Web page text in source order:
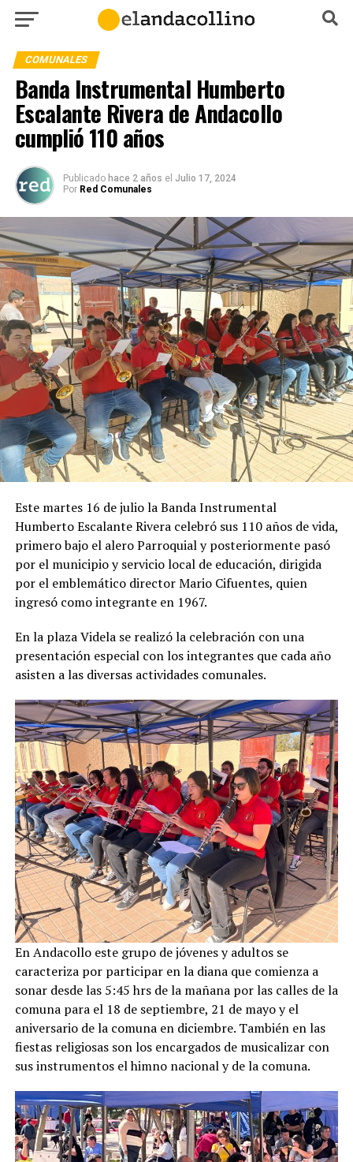
COMUNALES
Banda Instrumental Humberto
Escalante Rivera de Andacollo
cumplió 110 años
Publicado hace 2 años el Julio 17, 2024
Por Red Comunales
Este martes 16 de julio la Banda Instrumental
Humberto Escalante Rivera celebró sus 110 años de vida,
primero bajo el alero Parroquial y posteriormente pasó
por el municipio y servicio local de educación, dirigida
por el emblemático director Mario Cifuentes, quien
ingresó como integrante en 1967.
En la plaza Videla se realizó la celebración con una
presentación especial con los integrantes que cada año
asisten a las diversas actividades comunales.
En Andacollo este grupo de jóvenes y adultos se
caracteriza por participar en la diana que comienza a
sonar desde las 5:45 hrs de la mañana por las calles de la
comuna para el 18 de septiembre, 21 de mayo y el
aniversario de la comuna en diciembre. También en las
fiestas religiosas son los encargados de musicalizar con
sus instrumentos el himno nacional y de la comuna.